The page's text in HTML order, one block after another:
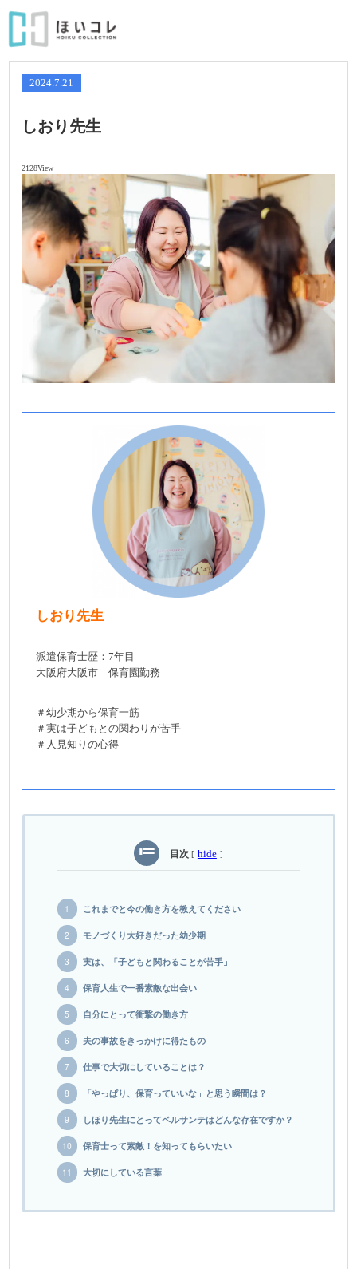
2024.7.21
しおり先生
2128View
しおり先生
派遣保育士歴：7年目
大阪府大阪市 保育園勤務
＃幼少期から保育一筋
＃実は子どもとの関わりが苦手
＃人見知りの心得
目次 [ hide ]
これまでと今の働き方を教えてください
モノづくり大好きだった幼少期
実は、「子どもと関わることが苦手」
保育人生で一番素敵な出会い
自分にとって衝撃の働き方
夫の事故をきっかけに得たもの
仕事で大切にしていることは？
「やっぱり、保育っていいな」と思う瞬間は？
しほり先生にとってベルサンテはどんな存在ですか？
保育士って素敵！を知ってもらいたい
大切にしている言葉